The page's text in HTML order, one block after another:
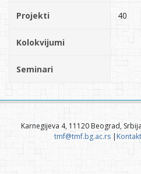
Projekti 40
Kolokvijumi
Seminari
Karnegijeva 4, 11120 Beograd,
tmf@tmf.bg.ac.rs|Kontakt